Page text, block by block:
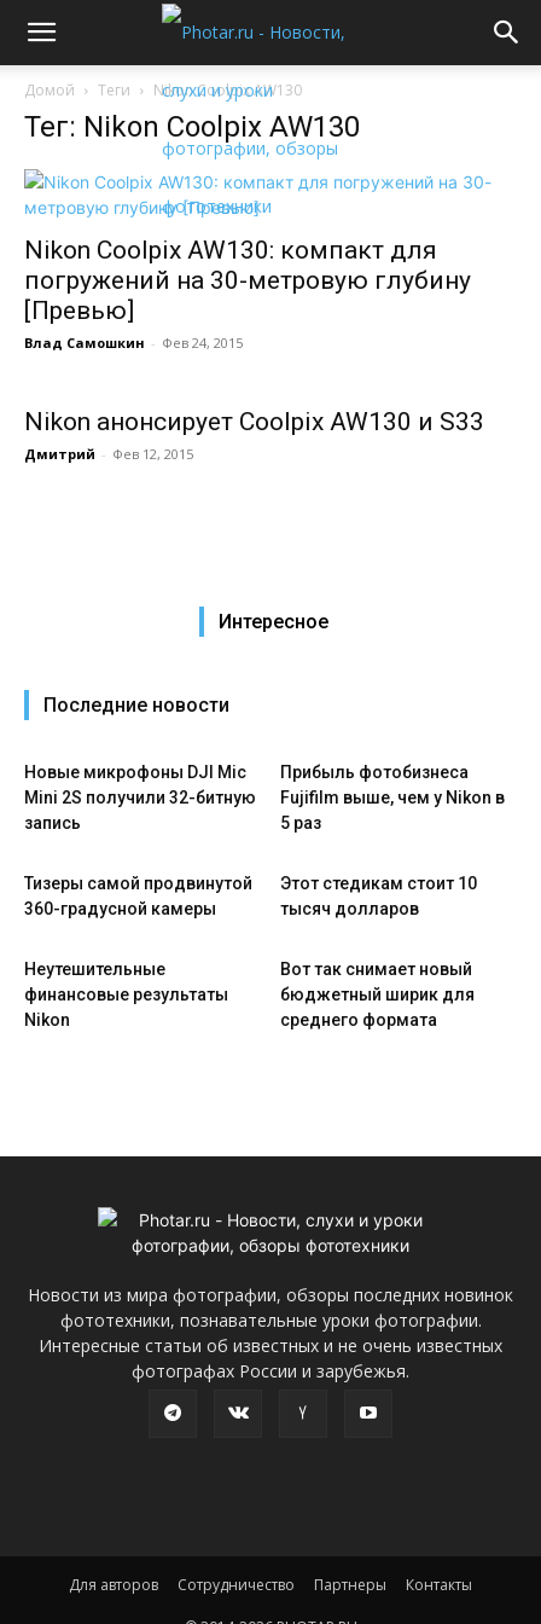
Домой Теги Nikon Coolpix AW130
Тег: Nikon Coolpix AW130
Nikon Coolpix AW130: компакт для
погружений на 30-метровую глубину
[Превью]
Влад Самошкин - Фев 24, 2015
Nikon анонсирует Coolpix AW130 и S33
Дмитрий - Фев 12, 2015
Интересное
Последние новости
Новые микрофоны DJI Mic
Mini 2S получили 32-битную
запись
Прибыль фотобизнеса
Fujifilm выше, чем у Nikon в
5 раз
Тизеры самой продвинутой
360-градусной камеры
Этот стедикам стоит 10
тысяч долларов
Неутешительные
финансовые результаты
Nikon
Вот так снимает новый
бюджетный ширик для
среднего формата
Новости из мира фотографии, обзоры последних новинок
фототехники, познавательные уроки фотографии.
Интересные статьи об известных и не очень известных
фотографах России и зарубежья.
Для авторов Сотрудничество Партнеры Контакты